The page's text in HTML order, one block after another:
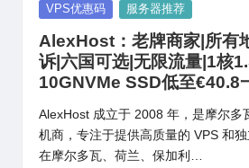
Posted
VPS优惠码 服务器推荐
AlexHost：老牌商家|所有
诉|六国可选|无限流量|1核
10GNVMe SSD低至€40.8
AlexHost 成立于 2008 年，是摩尔多
机商，专注于提供高质量的 VPS 和
在摩尔多瓦、荷兰、保加利…